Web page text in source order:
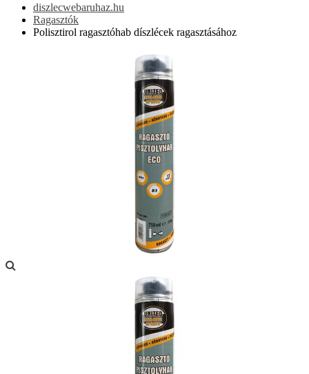
diszlecwebaruhaz.hu
Ragasztók
Polisztirol ragasztóhab díszlécek ragasztásához